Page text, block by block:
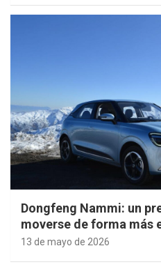
Dongfeng Nammi: un
moverse de forma más
13 de mayo de 2026